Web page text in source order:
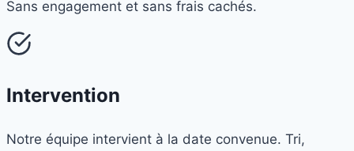
Sans engagement et sans frais cachés.
Intervention
Notre équipe intervient à la date convenue. Tri,